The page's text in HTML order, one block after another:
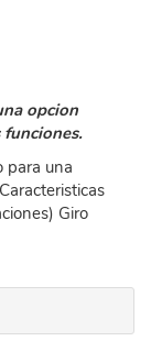
opcion
para una
Giro